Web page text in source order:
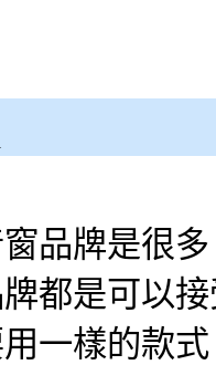
品牌是很
都是可以
一樣的款